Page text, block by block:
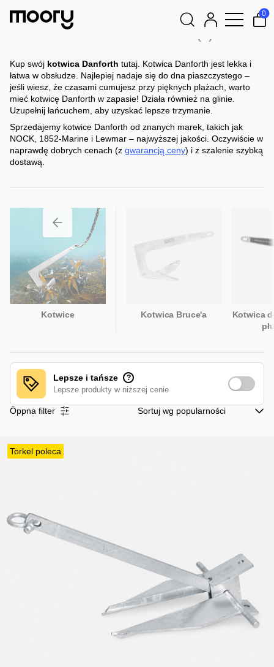
0
Kotwica Danforth
Kup swój kotwica Danforth tutaj. Kotwica Danforth jest lekka i
łatwa w obsłudze. Najlepiej nadaje się do dna piaszczystego –
jeśli wiesz, że czasami cumujesz przy pięknych plażach, warto
mieć kotwicę Danforth w zapasie! Działa również na glinie.
Uzupełnij łańcuchem, aby uzyskać lepsze trzymanie.
Sprzedajemy kotwice Danforth od znanych marek, takich jak
NOCK, 1852-Marine i Lewmar – najwyższej jakości. Oczywiście w
naprawdę dobrych cenach (z gwarancją ceny) i z szalenie szybką
dostawą.
Kotwice Kotwica Bruce'a
Kotwica
Öppna filter
Lepsze i tańsze ?
Lepsze produkty w niższej cenie
Torkel poleca